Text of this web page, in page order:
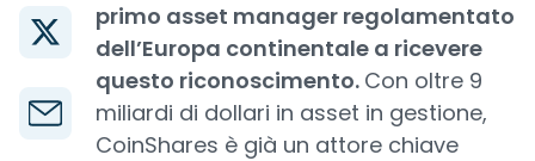
primo asset manager regolamentato
dell’Europa continentale a ricevere
questo riconoscimento. Con oltre 9
miliardi di dollari in asset in gestione,
CoinShares è già un attore chiave